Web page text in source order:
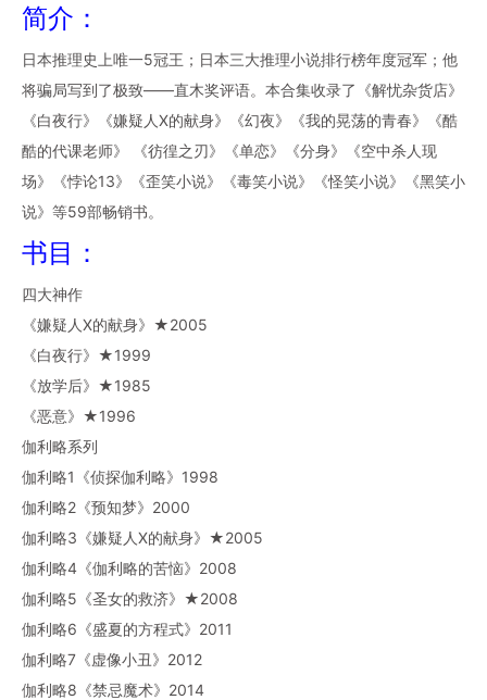
简介：
日本推理史上唯一5冠王；日本三大推理小说排行榜年度冠军；他
将骗局写到了极致——直木奖评语。本合集收录了《解忧杂货店》
《白夜行》《嫌疑人X的献身》《幻夜》《我的晃荡的青春》《酷
酷的代课老师》 《彷徨之刃》《单恋》《分身》《空中杀人现
场》《悖论13》《歪笑小说》《毒笑小说》《怪笑小说》《黑笑小
说》等59部畅销书。
书目：
四大神作
《嫌疑人X的献身》★2005
《白夜行》★1999
《放学后》★1985
《恶意》★1996
伽利略系列
伽利略1《侦探伽利略》1998
伽利略2《预知梦》2000
伽利略3《嫌疑人X的献身》★2005
伽利略4《伽利略的苦恼》2008
伽利略5《圣女的救济》★2008
伽利略6《盛夏的方程式》2011
伽利略7《虚像小丑》2012
伽利略8《禁忌魔术》2014